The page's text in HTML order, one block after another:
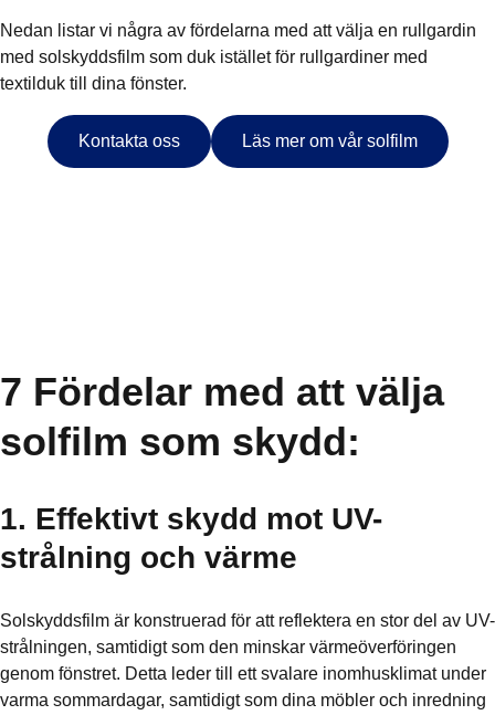
Nedan listar vi några av fördelarna med att välja en rullgardin
med solskyddsfilm som duk istället för rullgardiner med
textilduk till dina fönster.
Kontakta oss Läs mer om vår solfilm
7 Fördelar med att välja
solfilm som skydd:
1. Effektivt skydd mot UV-
strålning och värme
Solskyddsfilm är konstruerad för att reflektera en stor del av UV-
strålningen, samtidigt som den minskar värmeöverföringen
genom fönstret. Detta leder till ett svalare inomhusklimat under
varma sommardagar, samtidigt som dina möbler och inredning